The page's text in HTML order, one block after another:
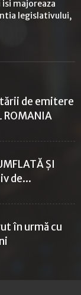
majoreaza
legislativului,
de emitere
ROMANIA
ȘI
de...
în urmă cu